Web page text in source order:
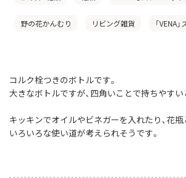
野の花かんむり リビング雑貨 「VENA
コルク栓つきのボトルです。
大きなボトルですが、四角いことで持ちやすい
キッキンでオイルやビネガーを入れたり、花瓶
いろいろな使い道が考えられそうです。